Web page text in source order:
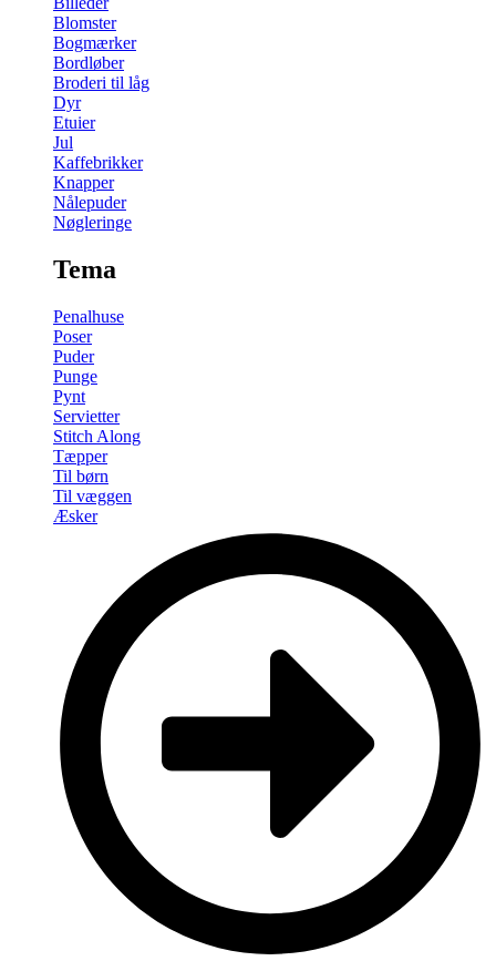
Blomster
Bogmærker
Bordløber
Broderi til låg
Dyr
Etuier
Jul
Kaffebrikker
Knapper
Nålepuder
Nøgleringe
Tema
Penalhuse
Poser
Puder
Punge
Pynt
Servietter
Stitch Along
Tæpper
Til børn
Til væggen
Æsker